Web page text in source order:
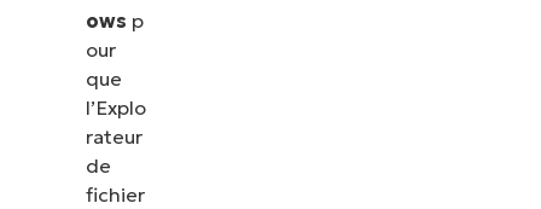
ows p
our
que
l’Explo
rateur
de
fichier